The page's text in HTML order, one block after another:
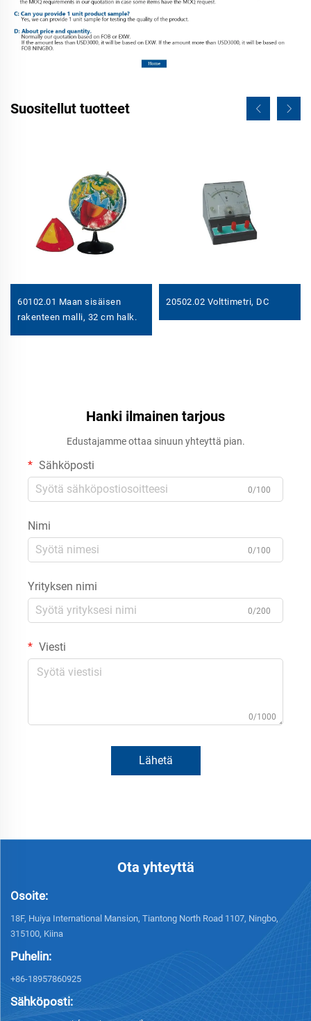
Suositellut tuotteet
60102.01 Maan sisäisen
rakenteen malli, 32 cm halk.
20502.02 Volttimetri, DC
Hanki ilmainen tarjous
Edustajamme ottaa sinuun yhteyttä pian.
Sähköposti
0/100
Nimi
0/100
Yrityksen nimi
0/200
Viesti
0/1000
Lähetä
Ota yhteyttä
Osoite:
18F, Huiya International Mansion, Tiantong North Road 1107, Ningbo,
315100, Kiina
Puhelin:
+86-18957860925
Sähköposti: